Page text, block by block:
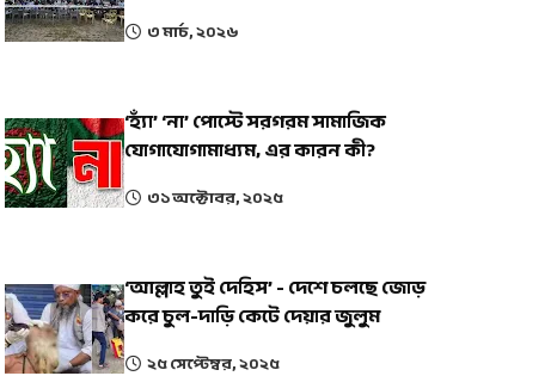
৩ মার্চ, ২০২৬
‘হ্যাঁ’ ‘না’ পোস্টে সরগরম সামাজিক
যোগাযোগামাধ্যম, এর কারন কী?
৩১ অক্টোবর, ২০২৫
‘আল্লাহ তুই দেহিস’ - দেশে চলছে জোড়
করে চুল-দাড়ি কেটে দেয়ার জুলুম
২৫ সেপ্টেম্বর, ২০২৫